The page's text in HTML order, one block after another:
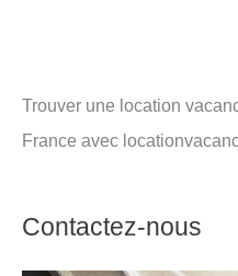
Trouver une location
France avec
Contactez-nous